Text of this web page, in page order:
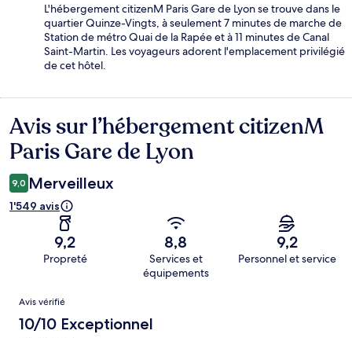
L'hébergement citizenM Paris Gare de Lyon se trouve dans le
quartier Quinze-Vingts, à seulement 7 minutes de marche de
Station de métro Quai de la Rapée et à 11 minutes de Canal
Saint-Martin. Les voyageurs adorent l'emplacement privilégié
de cet hôtel.
Avis
Avis sur l’hébergement citizenM
Paris Gare de Lyon
9,0 Merveilleux
1'549 avis
9,2
Propreté
8,8
Services et
équipements
9,2
Personnel et service
Avis
Avis vérifié
10/10 Exceptionnel